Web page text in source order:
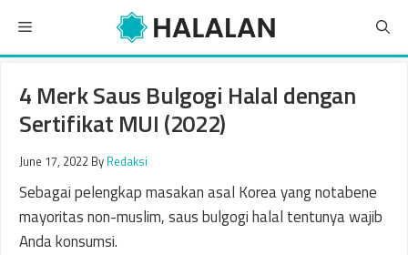
content
Menu
4 Merk Saus Bulgogi Halal dengan
Sertifikat MUI (2022)
June 17, 2022 By Redaksi
Sebagai pelengkap masakan asal Korea yang notabene
mayoritas non-muslim, saus bulgogi halal tentunya wajib
Anda konsumsi.